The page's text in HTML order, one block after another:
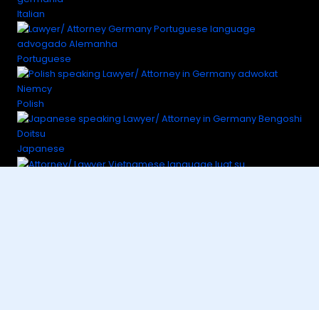
Italian
Portuguese
Polish
Japanese